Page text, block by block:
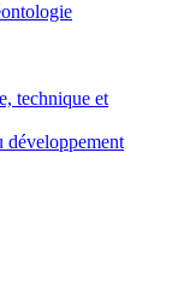
technique et
développement